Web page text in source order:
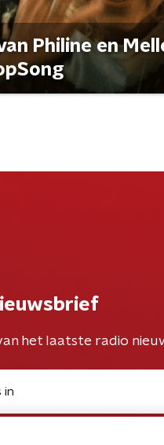
Philine en
het laatste radio